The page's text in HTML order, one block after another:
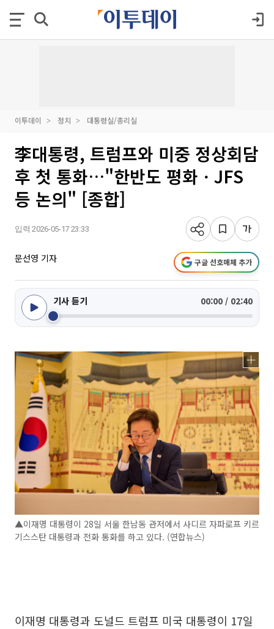
이투데이 정치 대통령실/총리실
李대통령, 트럼프와 미중 정상회담
후 첫 통화…"한반도 평화ㆍJFS
등 논의" [종합]
입력 2026-05-17 23:33
문선영 기자 구글 선호매체 추가
기사 듣기 00:00 / 02:40
▲이재명 대통령이 28일 서울 한남동 관저에서 사디르 자파로프 키르
기스스탄 대통령과 전화 통화를 하고 있다. (연합뉴스)
이재명 대통령과 도널드 트럼프 미국 대통령이 17일